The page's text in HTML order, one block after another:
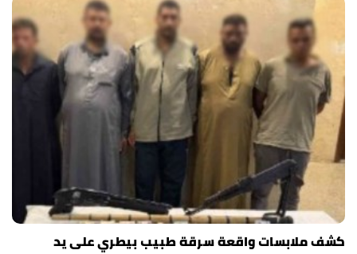
كشف ملابسات واقعة سرقة طبيب بيطري على يد